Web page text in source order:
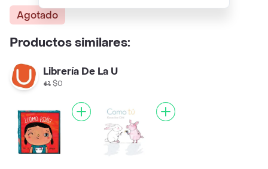
Agotado
Productos similares:
Librería De La U
$0